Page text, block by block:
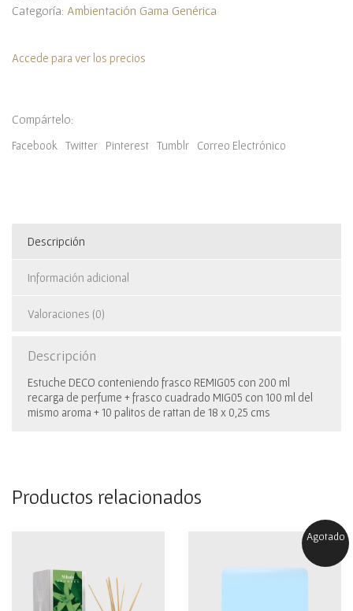
Categoría: Ambientación Gama Genérica
Accede para ver los precios
Compártelo:
Facebook Twitter Pinterest Tumblr Correo Electrónico
Descripción
Información adicional
Valoraciones (0)
Descripción
Estuche DECO conteniendo frasco REMIG05 con 200 ml
recarga de perfume + frasco cuadrado MIG05 con 100 ml del
mismo aroma + 10 palitos de rattan de 18 x 0,25 cms
Productos relacionados
Agotado